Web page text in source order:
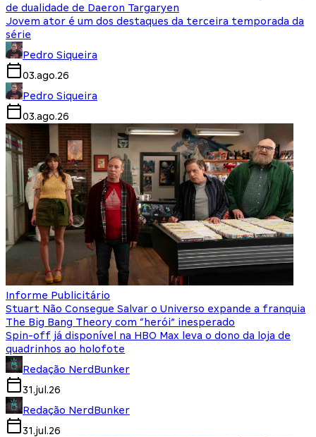
de dualidade de Daeron Targaryen
Jovem ator é um dos destaques da terceira temporada da
série
Pedro Siqueira
03.ago.26
Pedro Siqueira
03.ago.26
Informe Publicitário
Stuart Não Consegue Salvar o Universo expande a franquia
The Big Bang Theory com “herói” inesperado
Spin-off já disponível na HBO Max leva o dono da loja de
quadrinhos ao holofote
Redação NerdBunker
31.jul.26
Redação NerdBunker
31.jul.26